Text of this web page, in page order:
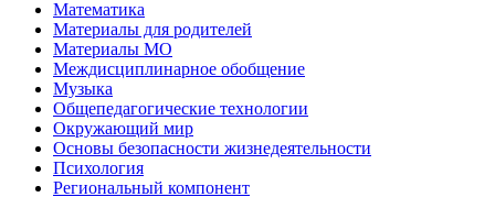
Математика
Материалы для родителей
Материалы МО
Междисциплинарное обобщение
Музыка
Общепедагогические технологии
Окружающий мир
Основы безопасности жизнедеятельности
Психология
Региональный компонент